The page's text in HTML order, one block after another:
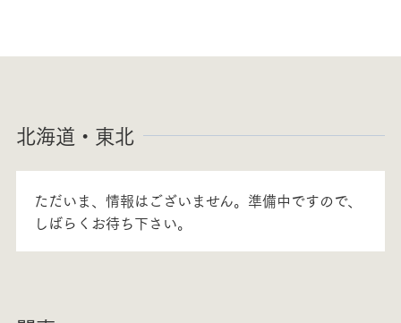
北海道・東北
ただいま、情報はございません。準備中ですので、
しばらくお待ち下さい。